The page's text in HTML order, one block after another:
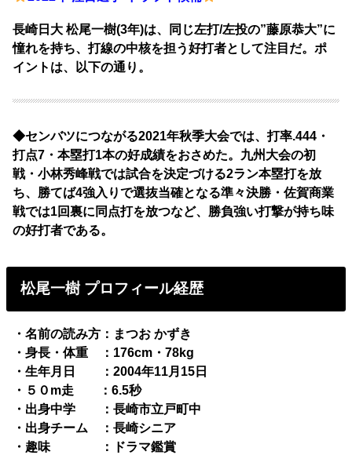
長崎日大 松尾一樹(3年)は、同じ左打/左投の”藤原恭大”に
憧れを持ち、打線の中核を担う好打者として注目だ。ポ
イントは、以下の通り。
◆センバツにつながる2021年秋季大会では、打率.444・
打点7・本塁打1本の好成績をおさめた。九州大会の初
戦・小林秀峰戦では試合を決定づける2ラン本塁打を放
ち、勝てば4強入りで選抜当確となる準々決勝・佐賀商業
戦では1回裏に同点打を放つなど、勝負強い打撃が持ち味
の好打者である。
松尾一樹 プロフィール経歴
・名前の読み方：まつお かずき
・身長・体重 ：176cm・78kg
・生年月日 ：2004年11月15日
・５０m走 ：6.5秒
・出身中学 ：長崎市立戸町中
・出身チーム ：長崎シニア
・趣味 ：ドラマ鑑賞